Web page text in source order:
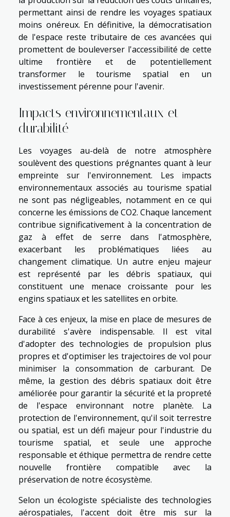
permettant ainsi de rendre les voyages spatiaux
moins onéreux. En définitive, la démocratisation
de l'espace reste tributaire de ces avancées qui
promettent de bouleverser l'accessibilité de cette
ultime frontière et de potentiellement
transformer le tourisme spatial en un
investissement pérenne pour l'avenir.
Impacts environnementaux et
durabilité
Les voyages au-delà de notre atmosphère
soulèvent des questions prégnantes quant à leur
empreinte sur l'environnement. Les impacts
environnementaux associés au tourisme spatial
ne sont pas négligeables, notamment en ce qui
concerne les émissions de CO2. Chaque lancement
contribue significativement à la concentration de
gaz à effet de serre dans l'atmosphère,
exacerbant les problématiques liées au
changement climatique. Un autre enjeu majeur
est représenté par les débris spatiaux, qui
constituent une menace croissante pour les
engins spatiaux et les satellites en orbite.
Face à ces enjeux, la mise en place de mesures de
durabilité s'avère indispensable. Il est vital
d'adopter des technologies de propulsion plus
propres et d'optimiser les trajectoires de vol pour
minimiser la consommation de carburant. De
même, la gestion des débris spatiaux doit être
améliorée pour garantir la sécurité et la propreté
de l'espace environnant notre planète. La
protection de l'environnement, qu'il soit terrestre
ou spatial, est un défi majeur pour l'industrie du
tourisme spatial, et seule une approche
responsable et éthique permettra de rendre cette
nouvelle frontière compatible avec la
préservation de notre écosystème.
Selon un écologiste spécialiste des technologies
aérospatiales, l'accent doit être mis sur la